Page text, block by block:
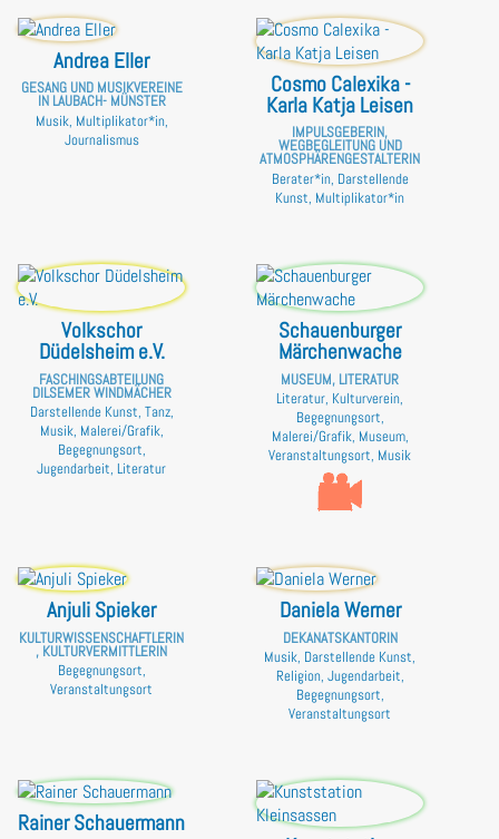
Andrea Eller
GESANG UND MUSIKVEREINE
IN LAUBACH- MÜNSTER
Musik, Multiplikator*in,
Journalismus
Cosmo Calexika -
Karla Katja Leisen
IMPULSGEBERIN,
WEGBEGLEITUNG UND
ATMOSPHÄRENGESTALTERIN
Berater*in, Darstellende
Kunst, Multiplikator*in
Volkschor
Düdelsheim e.V.
FASCHINGSABTEILUNG
DILSEMER WINDMÄCHER
Darstellende Kunst, Tanz,
Musik, Malerei/Grafik,
Begegnungsort,
Jugendarbeit, Literatur
Schauenburger
Märchenwache
MUSEUM, LITERATUR
Literatur, Kulturverein,
Begegnungsort,
Malerei/Grafik, Museum,
Veranstaltungsort, Musik
Anjuli Spieker
KULTURWISSENSCHAFTLERIN
, KULTURVERMITTLERIN
Begegnungsort,
Veranstaltungsort
Daniela Werner
DEKANATSKANTORIN
Musik, Darstellende Kunst,
Religion, Jugendarbeit,
Begegnungsort,
Veranstaltungsort
Rainer Schauermann